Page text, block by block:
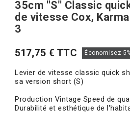
35cm "S" Classic
de vitesse Cox,
3
517,75 € TTC Économisez
Levier de vitesse classic quick
sa version short (S)
Production Vintage Speed de
Durabilité et esthétique de